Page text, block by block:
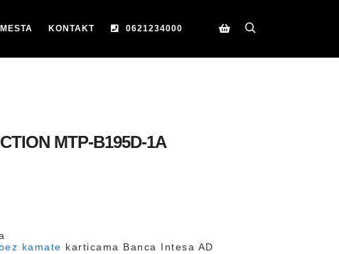
KONTAKT
0621234000
MTP-B195D-1A
kamate karticama Banca Intesa AD